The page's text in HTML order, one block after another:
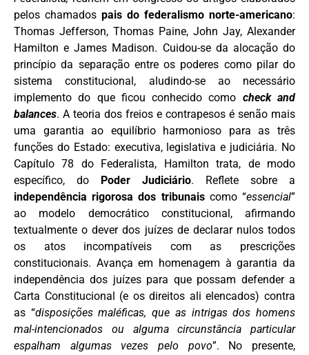
pelos chamados pais do federalismo norte-americano:
Thomas Jefferson, Thomas Paine, John Jay, Alexander
Hamilton e James Madison. Cuidou-se da alocação do
princípio da separação entre os poderes como pilar do
sistema constitucional, aludindo-se ao necessário
implemento do que ficou conhecido como check and
balances. A teoria dos freios e contrapesos é senão mais
uma garantia ao equilíbrio harmonioso para as três
funções do Estado: executiva, legislativa e judiciária. No
Capítulo 78 do Federalista, Hamilton trata, de modo
específico, do
Poder Judiciário. Reflete sobre a
independência rigorosa dos tribunaiscomo “essencial”
ao modelo democrático constitucional, afirmando
textualmente o dever dos juízes de declarar nulos todos
os atos incompatíveis com as prescrições
constitucionais. Avança em homenagem à garantia da
independência dos juízes para que possam defender a
Carta Constitucional (e os direitos ali elencados) contra
as “disposições maléficas, que as intrigas dos homens
mal-intencionados ou alguma circunstância particular
espalham algumas vezes pelo povo”. No presente,